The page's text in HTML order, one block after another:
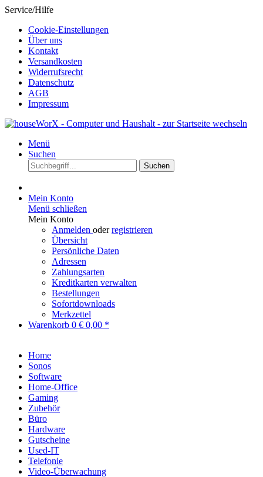
Service/Hilfe
Cookie-Einstellungen
Über uns
Kontakt
Versandkosten
Widerrufsrecht
Datenschutz
AGB
Impressum
Menü
Suchen
Suchen
Mein Konto
Menü schließen
Mein Konto
Anmelden oderregistrieren
Übersicht
Persönliche Daten
Adressen
Zahlungsarten
Kreditkarten verwalten
Bestellungen
Sofortdownloads
Merkzettel
Warenkorb 0 € 0,00 *
Home
Sonos
Software
Home-Office
Gaming
Zubehör
Büro
Hardware
Gutscheine
Used-IT
Telefonie
Video-Überwachung